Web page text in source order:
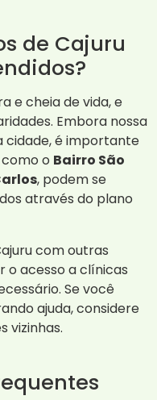
de Cajuru
e cheia de vida, e
Embora nossa
cidade, é importante
o Bairro São
, podem se
através do plano
com outras
o acesso a clínicas
Se você
ajuda, considere
vizinhas.